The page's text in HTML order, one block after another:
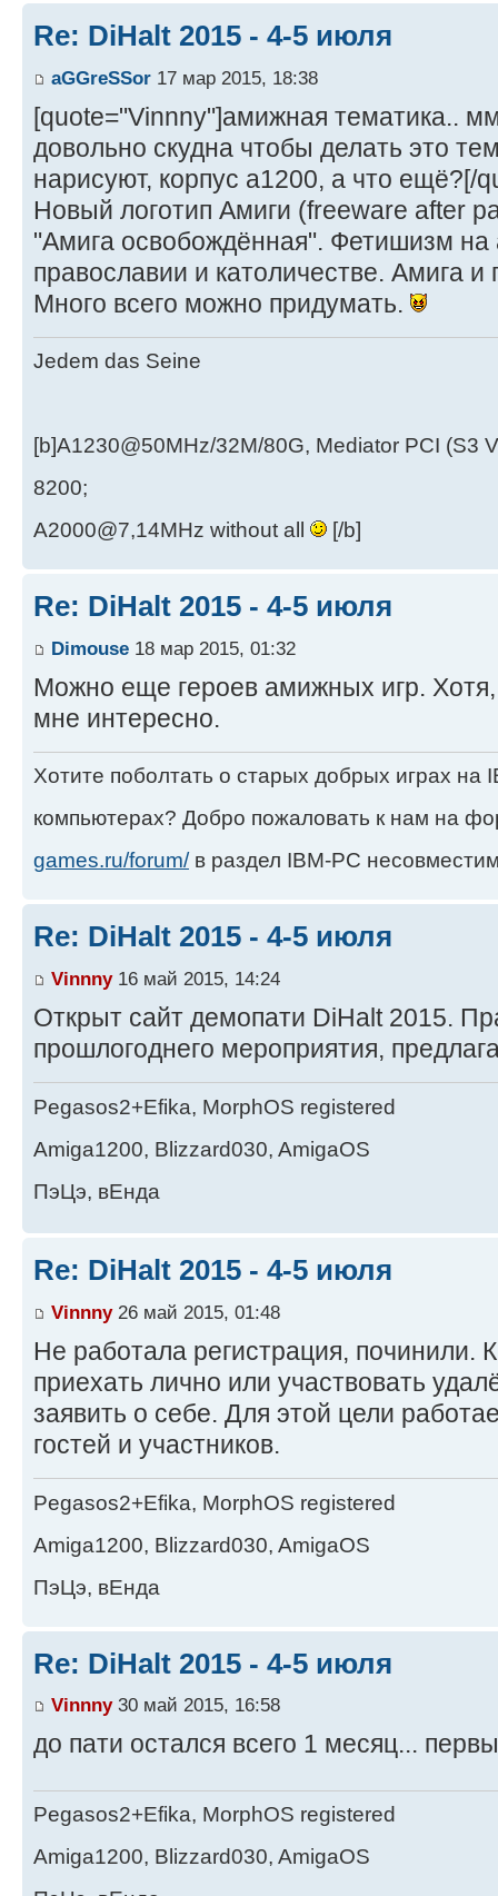
Re: DiHalt 2015 - 4-5 июля
aGGreSSor 17 мар 2015, 18:38
[quote="Vinnny"]амижная тематика..
довольно скудна чтобы делать это
нарисуют, корпус а1200, а что ещё?[/
Новый логотип Амиги (freeware after
"Амига освобождённая". Фетишизм на
православии и католичестве. Амига
Много всего можно придумать.
Jedem das Seine
[b]A1230@50MHz/32M/80G, Mediator PCI (S3
8200;
A2000@7,14MHz without all
[/b]
Re: DiHalt 2015 - 4-5 июля
Dimouse 18 мар 2015, 01:32
Можно еще героев амижных игр.
мне интересно.
Хотите поболтать о старых добрых играх на
компьютерах? Добро пожаловать к нам на
games.ru/forum/в раздел IBM-PC
Re: DiHalt 2015 - 4-5 июля
Vinnny16 май 2015, 14:24
Открыт сайт демопати DiHalt 2015.
прошлогоднего мероприятия,
Pegasos2+Efika, MorphOS registered
Amiga1200, Blizzard030, AmigaOS
ПэЦэ, вЕнда
Re: DiHalt 2015 - 4-5 июля
Vinnny26 май 2015, 01:48
Не работала регистрация,
приехать лично или участвовать
заявить о себе. Для этой цели
гостей и участников.
Pegasos2+Efika, MorphOS registered
Amiga1200, Blizzard030, AmigaOS
ПэЦэ, вЕнда
Re: DiHalt 2015 - 4-5 июля
Vinnny30 май 2015, 16:58
до пати остался всего 1 месяц...
Pegasos2+Efika, MorphOS registered
Amiga1200, Blizzard030, AmigaOS